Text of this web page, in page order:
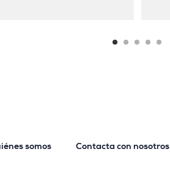
somos Contacta con nosotros